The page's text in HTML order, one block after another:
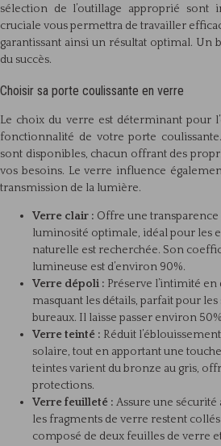
sélection de l’outillage approprié sont
cruciale vous permettra de travailler
garantissant ainsi un résultat optimal. Un
du succès.
Choisir sa porte coulissante en verre
Le choix du verre est déterminant pour
fonctionnalité de votre porte
sont disponibles, chacun offrant des
vos besoins. Le verre influence
transmission de la lumière.
Verre clair : Offre une
luminosité optimale, idéal pour les
naturelle est recherchée. Son
lumineuse est d’environ 90%.
Verre dépoli : Préserve l’intimité
masquant les détails, parfait pour les
bureaux. Il laisse passer environ
Verre teinté : Réduit
solaire, tout en apportant une
teintes varient du bronze au gris,
protections.
Verre feuilleté : Assure une sécurité
les fragments de verre restent
composé de deux feuilles de verre